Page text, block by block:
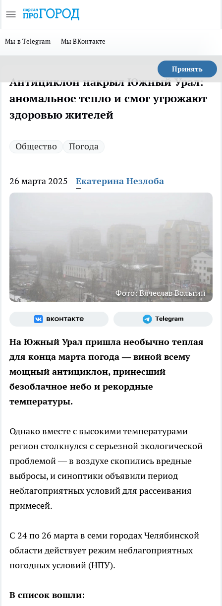
Мы в Telegram Мы ВКонтакте
Принять
Антициклон накрыл Южный Урал:
аномальное тепло и смог угрожают
здоровью жителей
Общество Погода
26 марта 2025 Екатерина Незлоба
Фото: Вячеслав Вольгин
На Южный Урал пришла необычно теплая
для конца марта погода — виной всему
мощный антициклон, принесший
безоблачное небо и рекордные
температуры.
Однако вместе с высокими температурами
регион столкнулся с серьезной экологической
проблемой — в воздухе скопились вредные
выбросы, и синоптики объявили период
неблагоприятных условий для рассеивания
примесей.
С 24 по 26 марта в семи городах Челябинской
области действует режим неблагоприятных
погодных условий (НПУ).
В список вошли: